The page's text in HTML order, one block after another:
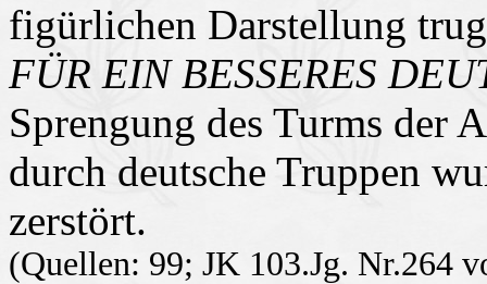
figürlichen Darstellung
FÜR EIN BESSERES
Sprengung des Turms der
durch deutsche Truppen
zerstört.
(Quellen: 99; JK 103.Jg. Nr.264